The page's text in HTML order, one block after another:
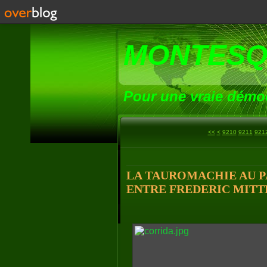
Pour une vraie
<< < 9200
9210 9211
LA TAUROMACHIE AU
ENTRE FREDERIC